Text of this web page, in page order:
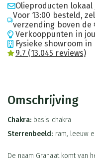
Olieproducten
Voor 13:00 besteld,
verzending boven de
Verkooppunten in
Fysieke showroom in
9.7 (13.045 reviews)
Omschrijving
Chakra: basis chakra
Sterrenbeeld: ram, leeuw
De naam Granaat komt van